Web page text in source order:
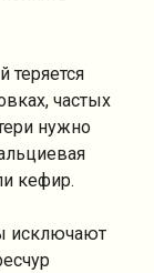
теряется
частых
нужно
кефир.
исключают